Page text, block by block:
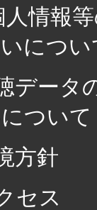
情報
につい
データ
ついて
方針
セス